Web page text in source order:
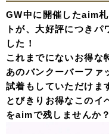
GW中に開催したaim
トが、大好評につきパ
した！
これまでにないお得な
あのバンクーバーファ
試着もしていただけま
とびきりお得なこのイ
をaimで残しませんか？